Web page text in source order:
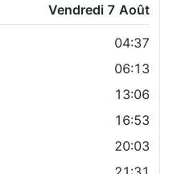
Vendredi 7 Août
04:37
06:13
13:06
16:53
20:03